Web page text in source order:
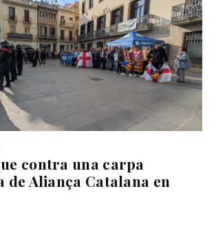
contra una carpa
Aliança Catalana en